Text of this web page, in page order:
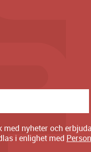
nyheter och
i enlighet med